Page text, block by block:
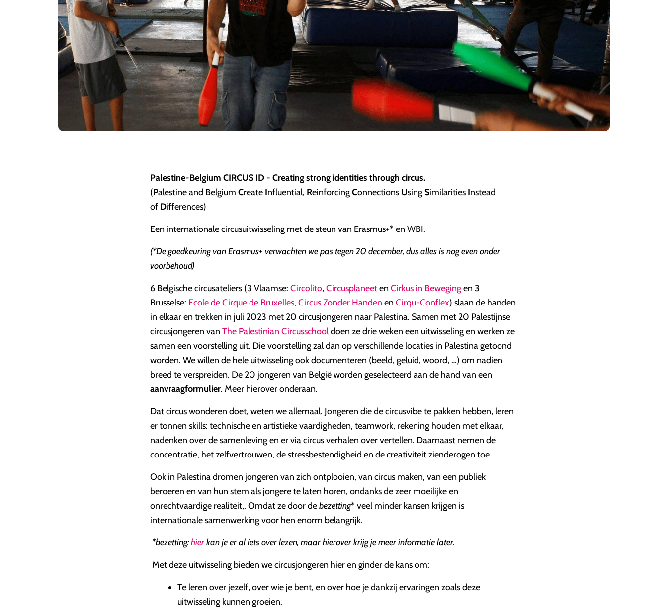
Palestine-Belgium CIRCUS ID - Creating strong identities through circus.
(Palestine and Belgium Create Influential, ReinforcingConnections UsingSimilarities Instead
of Differences)
Een internationale circusuitwisseling met de steun van Erasmus+* en WBI.
(*De goedkeuring van Erasmus+ verwachten we pas tegen 20 december, dus alles is nog even onder
voorbehoud)
6 Belgische circusateliers (3 Vlaamse: Circolito, Circusplaneeten Cirkus in Bewegingen 3
Brusselse: Ecole de Cirque de Bruxelles, Circus Zonder Handen en Cirqu-Conflex) slaan de handen
in elkaar en trekken in juli 2023 met 20 circusjongeren naar Palestina. Samen met 20 Palestijnse
circusjongeren van The Palestinian Circusschooldoen ze drie weken een uitwisseling en werken ze
samen een voorstelling uit. Die voorstelling zal dan op verschillende locaties in Palestina getoond
worden. We willen de hele uitwisseling ook documenteren (beeld, geluid, woord, …) om nadien
breed te verspreiden. De 20 jongeren van België worden geselecteerd aan de hand van een
aanvraagformulier. Meer hierover onderaan.
Dat circus wonderen doet, weten we allemaal. Jongeren die de circusvibe te pakken hebben, leren
er tonnen skills: technische en artistieke vaardigheden, teamwork, rekening houden met elkaar,
nadenken over de samenleving en er via circus verhalen over vertellen. Daarnaast nemen de
concentratie, het zelfvertrouwen, de stressbestendigheid en de creativiteit zienderogen toe.
Ook in Palestina dromen jongeren van zich ontplooien, van circus maken, van een publiek
beroeren en van hun stem als jongere te laten horen, ondanks de zeer moeilijke en
onrechtvaardige realiteit,. Omdat ze door debezetting* veel minder kansen krijgen is
internationale samenwerking voor hen enorm belangrijk.
*bezetting:hierkan je er al iets over lezen, maar hierover krijg je meer informatie later.
Met deze uitwisseling bieden we circusjongeren hier en ginder de kans om:
Te leren over jezelf, over wie je bent, en over hoe je dankzij ervaringen zoals deze
uitwisseling kunnen groeien.